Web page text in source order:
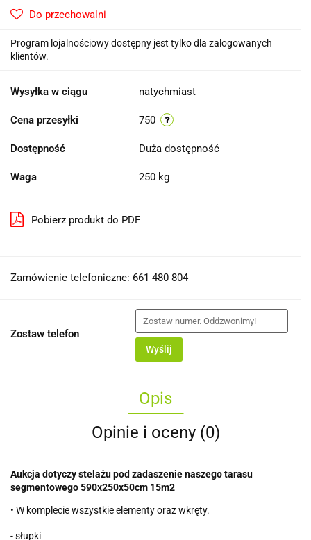
Do przechowalni
Program lojalnościowy dostępny jest tylko dla zalogowanych
klientów.
Wysyłka w ciągu natychmiast
Cena przesyłki 750
Dostępność Duża dostępność
Waga 250 kg
Pobierz produkt do PDF
Zamówienie telefoniczne: 661 480 804
Zostaw telefon
Wyślij
Opis
Opinie i oceny (0)
Aukcja dotyczy stelażu pod zadaszenie naszego tarasu
segmentowego 590x250x50cm 15m2
• W komplecie wszystkie elementy oraz wkręty.
- słupki